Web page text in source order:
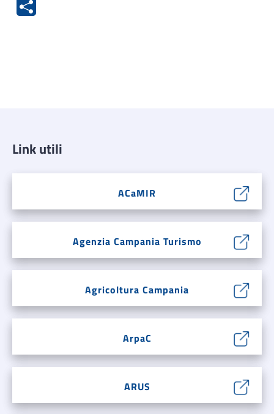
Link utili
ACaMIR
Agenzia Campania Turismo
Agricoltura Campania
ArpaC
ARUS